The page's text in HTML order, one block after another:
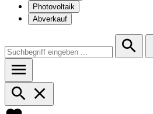
Photovoltaik
Abverkauf